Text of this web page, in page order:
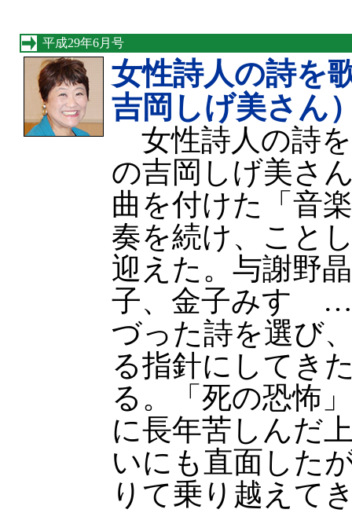
平成29年6月号
女性詩人の詩を
吉岡しげ美さん
女性詩人の詩
の吉岡しげ美さ
曲を付けた「音
奏を続け、こと
迎えた。与謝野
子、金子みすゞ
づった詩を選び
る指針にしてき
る。「死の恐怖
に長年苦しんだ
いにも直面した
りて乗り越えて